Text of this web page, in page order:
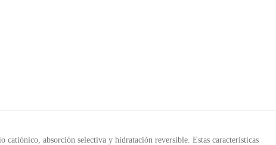
absorción selectiva y hidratación reversible. Estas características